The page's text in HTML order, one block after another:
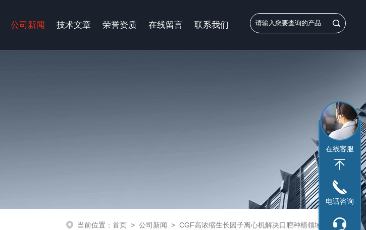
公司新闻 技术文章 荣誉资质 在线留言 联系我们
当前位置： 首页 > 公司新闻 > CGF高浓缩生长因子离心机解决口腔种植领域的诸多问题
在线客服
电话咨询